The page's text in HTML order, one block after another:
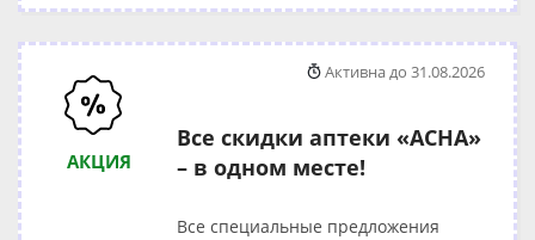
АКЦИЯ
Все скидки аптеки «АСНА»
– в одном месте!
Все специальные предложения
Активна до 31.08.2026